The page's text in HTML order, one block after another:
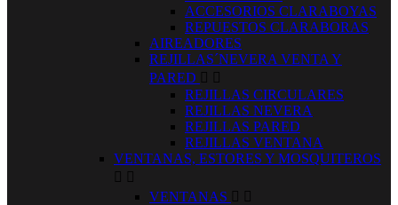
ACCESORIOS CLARABOYAS
REPUESTOS CLARABORAS
AIREADORES
REJILLAS´NEVERA VENTA Y
PARED  
REJILLAS CIRCULARES
REJILLAS NEVERA
REJILLAS PARED
REJILLAS VENTANA
VENTANAS, ESTORES Y MOSQUITEROS
 
VENTANAS  